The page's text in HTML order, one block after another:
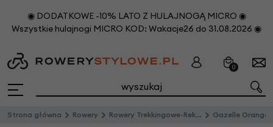
◉ DODATKOWE -10% LATO Z HULAJNOGĄ MICRO ◉
Wszystkie hulajnogi MICRO KOD: Wakacje26 do 31.08.2026 ◉
0
Strona główna Rowery Rowery Trekkingowe-Rekreacyjne Gazelle Orange C7+ Męski